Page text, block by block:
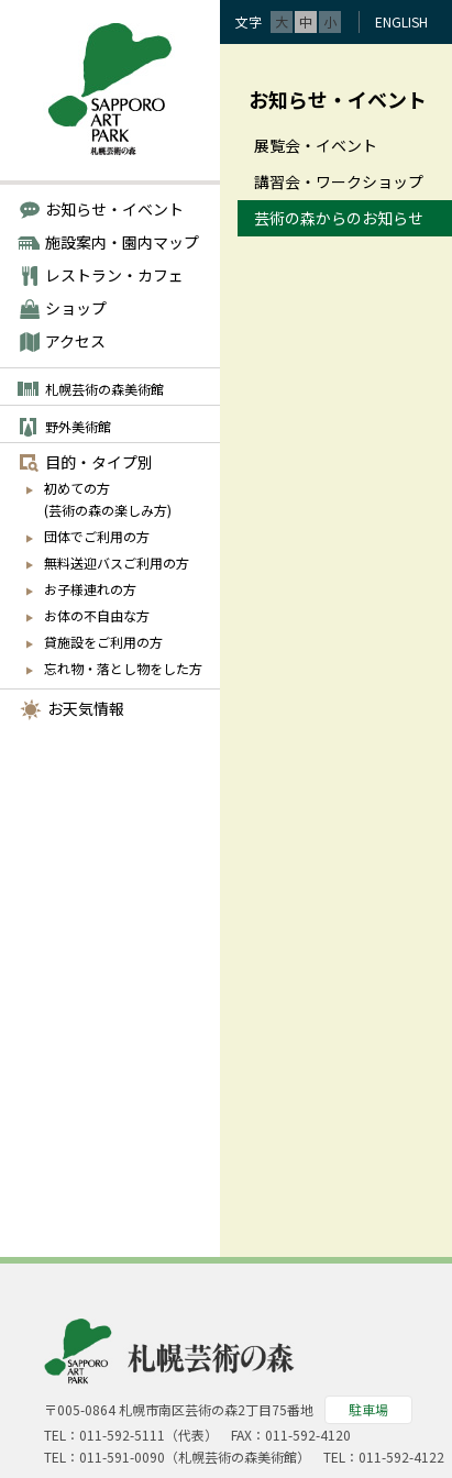
お知らせ・イベント
お知らせ・イベント
展覧会・イベント
講習会・ワークショップ
芸術の森からのお知らせ
施設案内・園内マップ
レストラン・カフェ
ショップ
アクセス
札幌芸術の森美術館
野外美術館
目的・タイプ別
初めての方
(芸術の森の楽しみ方)
団体でご利用の方
無料送迎バスご利用の方
お子様連れの方
お体の不自由な方
貸施設をご利用の方
忘れ物・落とし物をした方
お天気情報
文字 大 中 小 ENGLISH
〒005-0864 札幌市南区芸術の森2丁目75番地
駐車場
TEL： 011-592-5111（代表）
FAX：011-592-4120
TEL： 011-591-0090 （札幌芸術の森美術館） TEL： 011-592-4122